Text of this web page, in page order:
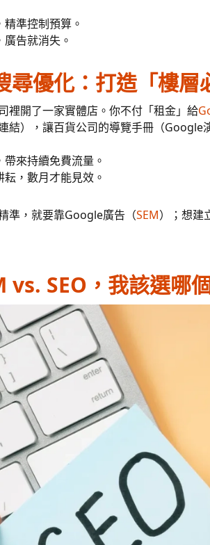
準控制預算。
告就消失。
尋優化：打造「樓層
裡開了一家實體店。你不付「租金」給
結），讓百貨公司的導覽手冊（Google
來持續免費流量。
，數月才能見效。
準，就要靠Google廣告（SEM）；想建
vs. SEO，我該選哪